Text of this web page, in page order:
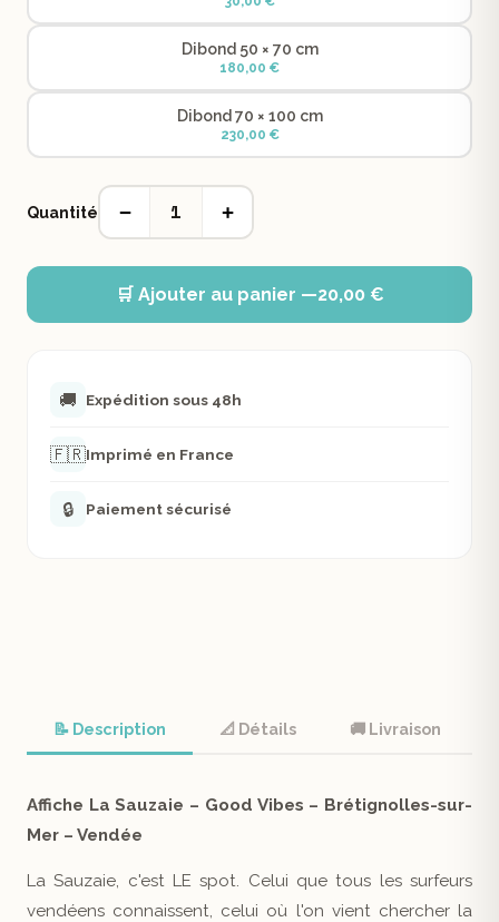
Dibond 50 × 70 cm
180,00 €
Dibond 70 × 100 cm
230,00 €
Quantité − 1 +
🛒 Ajouter au panier —20,00 €
🚚 Expédition sous 48h
🇫🇷Imprimé en France
🔒 Paiement sécurisé
📝 Description 📐 Détails 🚚 Livraison
Affiche La Sauzaie – Good Vibes – Brétignolles-sur-
Mer – Vendée
La Sauzaie, c'est LE spot. Celui que tous les surfeurs
vendéens connaissent, celui où l'on vient chercher la